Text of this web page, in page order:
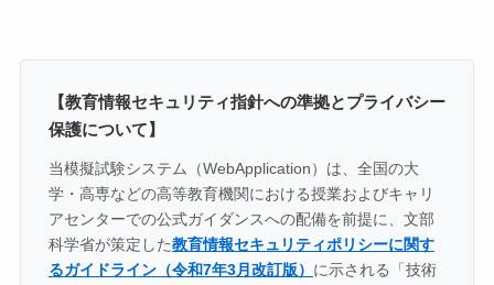
【教育情報セキュリティ指針への準拠とプライバシー
保護について】
当模擬試験システム（WebApplication）は、全国の大
学・高専などの高等教育機関における授業およびキャリ
アセンターでの公式ガイダンスへの配備を前提に、文部
科学省が策定した教育情報セキュリティポリシーに関す
るガイドライン（令和7年3月改訂版） に示される「技術